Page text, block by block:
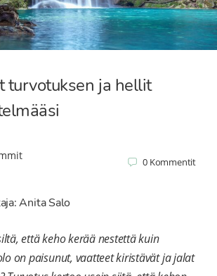
turvotuksen ja hellit
0 Kommentit
Anita Salo
että keho kerää nestettä kuin
on paisunut, vaatteet kiristävät ja jalat